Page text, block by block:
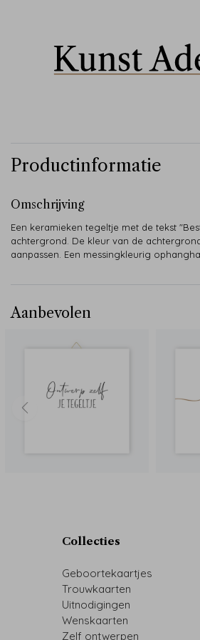
Productinformatie
Omschrijving
Een keramieken tegeltje met de tekst
achtergrond. De kleur van de
aanpassen. Een messingkleurig
Aanbevolen
Collecties
Geboortekaartjes
Trouwkaarten
Uitnodigingen
Wenskaarten
Zelf ontwerpen